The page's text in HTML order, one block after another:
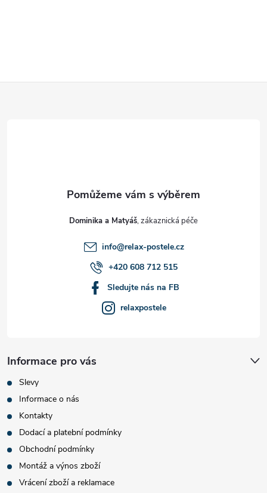
Dominika a Matyáš
info@relax-postele.cz
+420 608 712 515
Sledujte nás na FB
relaxpostele
Informace pro vás
Slevy
Informace o nás
Kontakty
Dodací a platební podmínky
Obchodní podmínky
Montáž a výnos zboží
Vrácení zboží a reklamace